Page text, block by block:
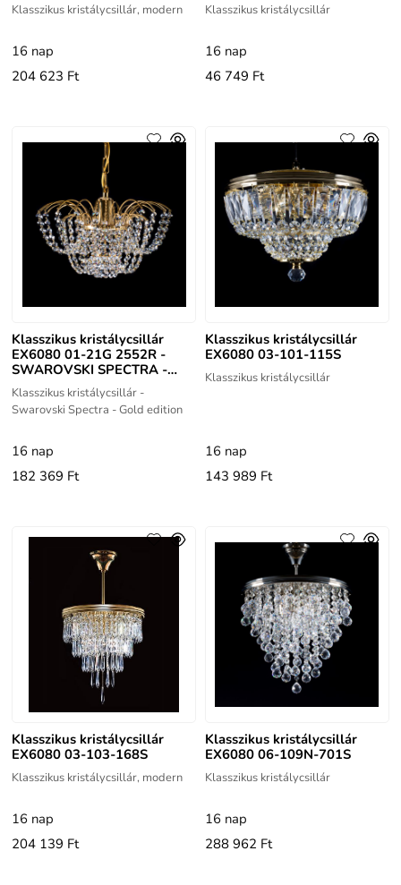
Klasszikus kristálycsillár, modern
16 nap
204 623 Ft
Klasszikus kristálycsillár
16 nap
46 749 Ft
Klasszikus kristálycsillár
EX6080 01-21G 2552R -
SWAROVSKI SPECTRA -
GOLD EDITION
Klasszikus kristálycsillár -
Swarovski Spectra - Gold edition
16 nap
182 369 Ft
Klasszikus kristálycsillár
EX6080 03-101-115S
Klasszikus kristálycsillár
16 nap
143 989 Ft
Klasszikus kristálycsillár
EX6080 03-103-168S
Klasszikus kristálycsillár, modern
16 nap
204 139 Ft
Klasszikus kristálycsillár
EX6080 06-109N-701S
Klasszikus kristálycsillár
16 nap
288 962 Ft